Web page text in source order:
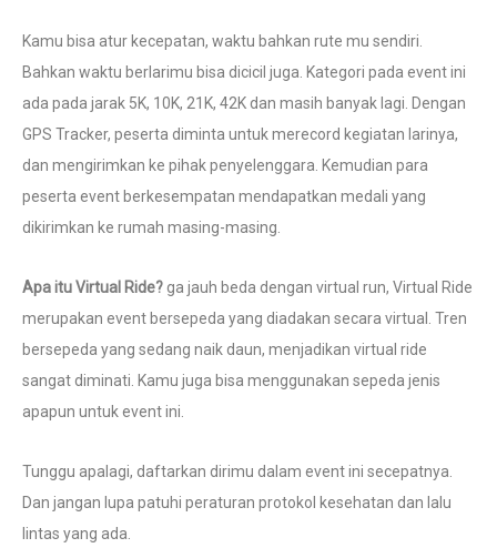
Kamu bisa atur kecepatan, waktu bahkan rute mu sendiri.
Bahkan waktu berlarimu bisa dicicil juga. Kategori pada event ini
ada pada jarak 5K, 10K, 21K, 42K dan masih banyak lagi. Dengan
GPS Tracker, peserta diminta untuk merecord kegiatan larinya,
dan mengirimkan ke pihak penyelenggara. Kemudian para
peserta event berkesempatan mendapatkan medali yang
dikirimkan ke rumah masing-masing.
Apa itu Virtual Ride? ga jauh beda dengan virtual run, Virtual Ride
merupakan event bersepeda yang diadakan secara virtual. Tren
bersepeda yang sedang naik daun, menjadikan virtual ride
sangat diminati. Kamu juga bisa menggunakan sepeda jenis
apapun untuk event ini.
Tunggu apalagi, daftarkan dirimu dalam event ini secepatnya.
Dan jangan lupa patuhi peraturan protokol kesehatan dan lalu
lintas yang ada.